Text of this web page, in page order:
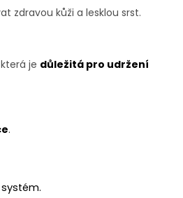
zdravou kůži a lesklou srst.
je důležitá pro udržení
.